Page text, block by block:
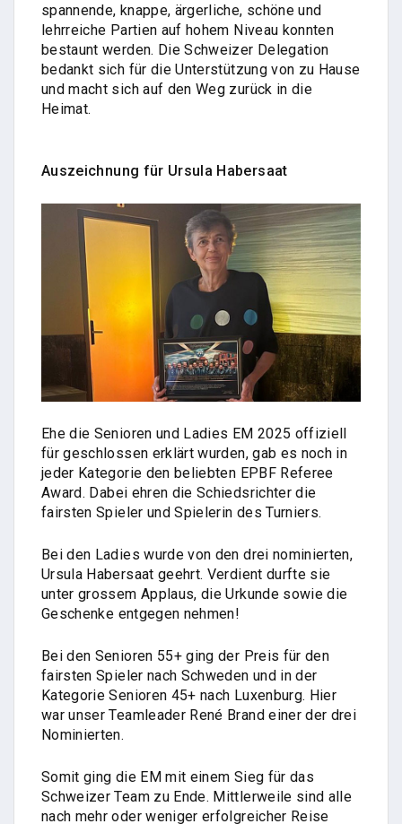
spannende, knappe, ärgerliche, schöne und
lehrreiche Partien auf hohem Niveau konnten
bestaunt werden. Die Schweizer Delegation
bedankt sich für die Unterstützung von zu Hause
und macht sich auf den Weg zurück in die
Heimat.
Auszeichnung für Ursula Habersaat
Ehe die Senioren und Ladies EM 2025 offiziell
für geschlossen erklärt wurden, gab es noch in
jeder Kategorie den beliebten EPBF Referee
Award. Dabei ehren die Schiedsrichter die
fairsten Spieler und Spielerin des Turniers.
Bei den Ladies wurde von den drei nominierten,
Ursula Habersaat geehrt. Verdient durfte sie
unter grossem Applaus, die Urkunde sowie die
Geschenke entgegen nehmen!
Bei den Senioren 55+ ging der Preis für den
fairsten Spieler nach Schweden und in der
Kategorie Senioren 45+ nach Luxenburg. Hier
war unser Teamleader René Brand einer der drei
Nominierten.
Somit ging die EM mit einem Sieg für das
Schweizer Team zu Ende. Mittlerweile sind alle
nach mehr oder weniger erfolgreicher Reise